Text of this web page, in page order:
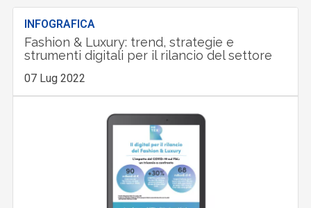
INFOGRAFICA
Fashion & Luxury: trend, strategie e
strumenti digitali per il rilancio del settore
07 Lug 2022